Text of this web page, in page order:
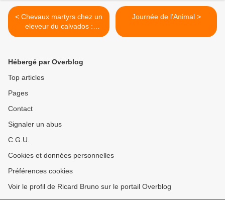
< Chevaux martyrs chez un
eleveur du calvados :
Ignoble !
Journée de l'Animal >
Hébergé par Overblog
Top articles
Pages
Contact
Signaler un abus
C.G.U.
Cookies et données personnelles
Préférences cookies
Voir le profil de Ricard Bruno sur le portail Overblog